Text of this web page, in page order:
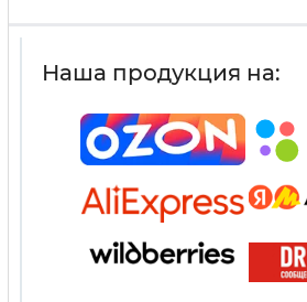
Наша продукция на: